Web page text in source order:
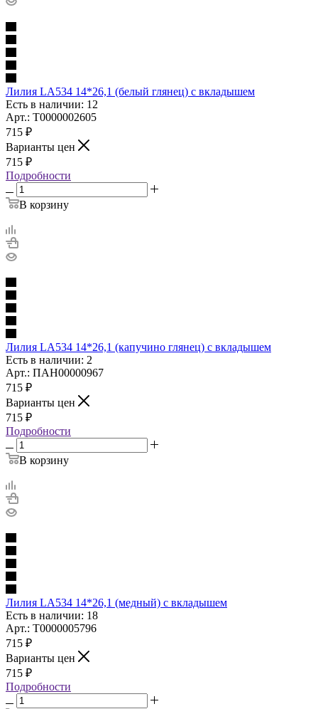
Лилия LA534 14*26,1 (белый глянец) с вкладышем
Есть в наличии: 12
Арт.: Т0000002605
715 ₽
Варианты цен
715 ₽
Подробности
В корзину
Лилия LA534 14*26,1 (капучино глянец) с вкладышем
Есть в наличии: 2
Арт.: ПАН00000967
715 ₽
Варианты цен
715 ₽
Подробности
В корзину
Лилия LA534 14*26,1 (медный) с вкладышем
Есть в наличии: 18
Арт.: Т0000005796
715 ₽
Варианты цен
715 ₽
Подробности